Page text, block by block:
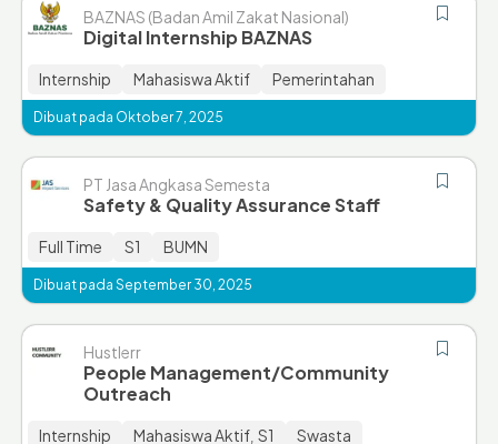
BAZNAS (Badan Amil Zakat Nasional)
Digital Internship BAZNAS
Internship Mahasiswa Aktif Pemerintahan
Dibuat pada Oktober 7, 2025
PT Jasa Angkasa Semesta
Safety & Quality Assurance Staff
Full Time S1 BUMN
Dibuat pada September 30, 2025
Hustlerr
People Management/Community
Outreach
Internship Mahasiswa Aktif S1 Swasta